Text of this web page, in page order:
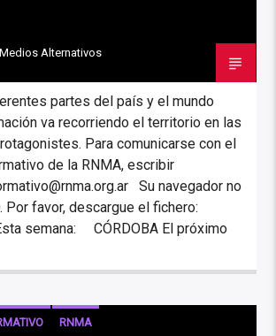
Alternativos
partes del país y el mundo
va recorriendo el territorio en las
Para comunicarse con el
de la RNMA, escribir
Su navegador no
Por favor, descargue el fichero:
semana: CÓRDOBA El próximo
RNMA